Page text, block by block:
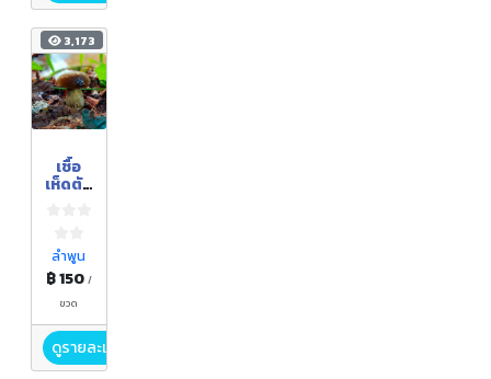
3,173
เชื้อ
เห็ดตับ
ลำพูน
฿ 150 /
ขวด
ดูรายละเอียด